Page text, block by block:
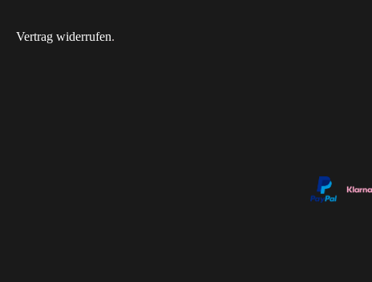
Vertrag widerrufen.